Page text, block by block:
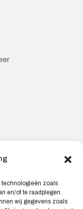
technologieën zoals
en/of te raadplegen.
wij gegevens zoals